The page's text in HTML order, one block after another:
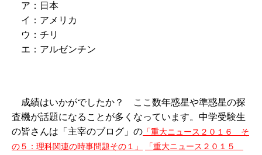
ア：日本
イ：アメリカ
ウ：チリ
エ：アルゼンチン
成績はいかがでしたか？ ここ数年惑星や準惑星の探
査機が話題になることが多くなっています。中学受験生
の皆さんは「主宰のブログ」の 「重大ニュース２０１６ そ
の５：理科関連の時事問題その１」
「重大ニュース２０１５